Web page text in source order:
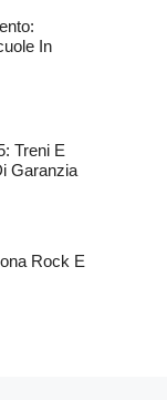
In
Treni E
Garanzia
Rock E